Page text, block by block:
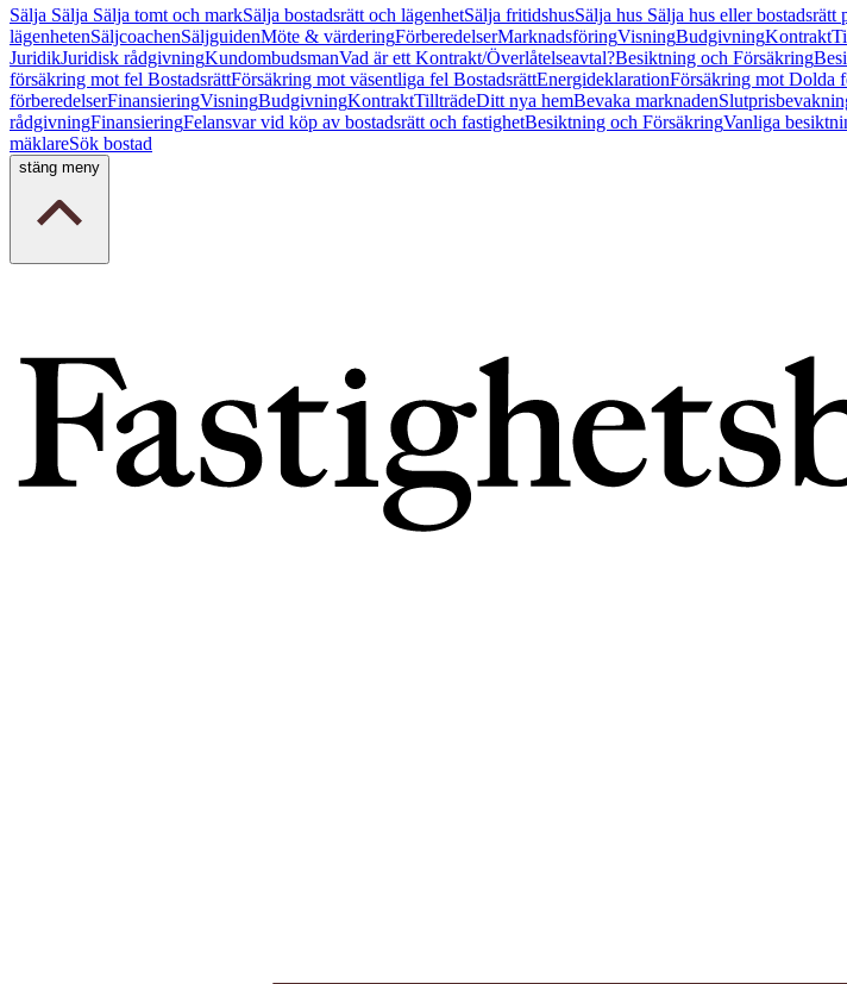
Sälja Sälja Sälja tomt och markSälja bostadsrätt och lägenhetSälja fritidshusSälja hus Sälja hus eller bostadsrätt
lägenhetenSäljcoachenSäljguidenMöte & värderingFörberedelserMarknadsföringVisningBudgivningKontrakt
JuridikJuridisk rådgivningKundombudsmanVad är ett Kontrakt/Överlåtelseavtal?Besiktning och Försäkring
försäkring mot fel BostadsrättFörsäkring mot väsentliga fel BostadsrättEnergideklarationFörsäkring mot Dolda
förberedelserFinansieringVisningBudgivningKontraktTillträdeDitt nya hemBevaka marknaden
rådgivningFinansieringFelansvar vid köp av bostadsrätt och fastighetBesiktning och FörsäkringVanliga
mäklareSök bostad
stäng meny